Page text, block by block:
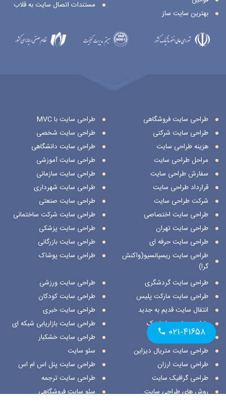
مستندات اتصال سایت به قلاب
بهترین سایت ساز
طراحی سایت فروشگاهی
طراحی سایت شرکتی
هزینه طراحی سایت
مراحل طراحی سایت
سفارش طراحی سایت
قرارداد طراحی سایت
شرکت طراحی سایت
طراحی سایت اختصاصی
طراحی سایت تهران
طراحی سایت حرفه ای
طراحی سایت ریسپانسیو(واکنش
گرا)
طراحی سایت با MVC
طراحی سایت شخصی
طراحی سایت دانشگاهی
طراحی سایت آموزشی
طراحی سایت سازمانی
طراحی سایت شهرداری
طراحی سایت صنعتی
طراحی سایت شرکت ساختمانی
طراحی سایت پزشکی
طراحی سایت بازرگانی
طراحی سایت پوشاک
طراحی سایت گردشگری
طراحی سایت مارکت پلیس
انتقال سایت قدیم به جدید
طراحی سایت داینامیک
طراحی سایت استاتیک
طراحی سایت متریال دیزاین
طراحی سایت ارزان
طراحی گرافیک سایت
روش های طراحی سایت
طراحی سایت ورزشی
طراحی سایت کودکان
طراحی سایت خبری
طراحی سایت بازاریابی شبکه ای
طراحی سایت خشکبار
سئو سایت
طراحی سایت پنل اس ام اس
طراحی سایت ترجمه
سئو سایت فروشگاهی
۰۲۱-۴۱۶۵۸